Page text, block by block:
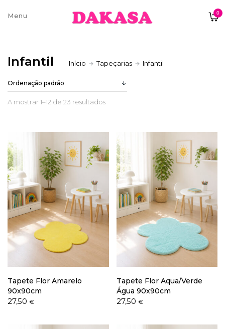
0
Sobre nós
Trocas e Devoluções
Termos e condições
Infantil Início Tapeçarias Infantil
A mostrar 1–12 de 23 resultados
Tapete Flor Amarelo
90x90cm
27,50 €
Tapete Flor Aqua/Verde
Água 90x90cm
27,50 €